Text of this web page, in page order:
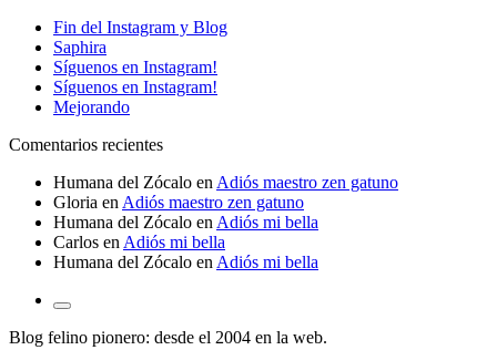
Fin del Instagram y Blog
Saphira
Síguenos en Instagram!
Síguenos en Instagram!
Mejorando
Comentarios recientes
Humana del Zócalo en Adiós maestro zen gatuno
Gloria en Adiós maestro zen gatuno
Humana del Zócalo en Adiós mi bella
Carlos en Adiós mi bella
Humana del Zócalo en Adiós mi bella
Alternar
el
campo
Blog felino pionero: desde el 2004 en la web.